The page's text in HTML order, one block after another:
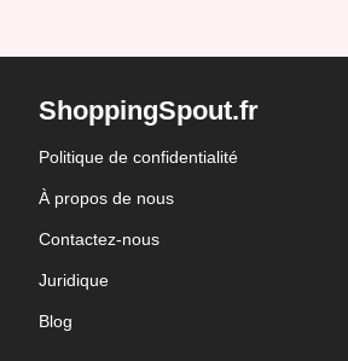
ShoppingSpout.fr
Politique de confidentialité
À propos de nous
Contactez-nous
Juridique
Blog